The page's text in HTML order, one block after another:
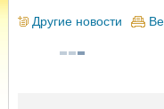
Другие новости